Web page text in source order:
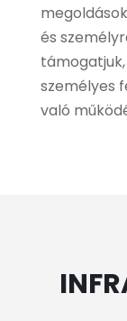
és
személyes
való